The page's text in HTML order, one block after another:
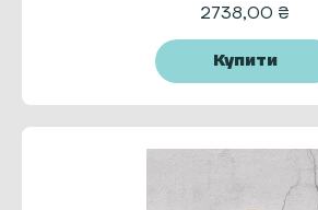
2738,00 ₴
Купити